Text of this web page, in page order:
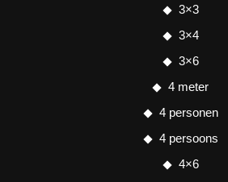
3×3
3×4
3×6
4 meter
4 personen
4 persoons
4×6